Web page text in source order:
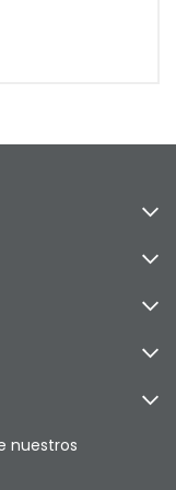
nuestros